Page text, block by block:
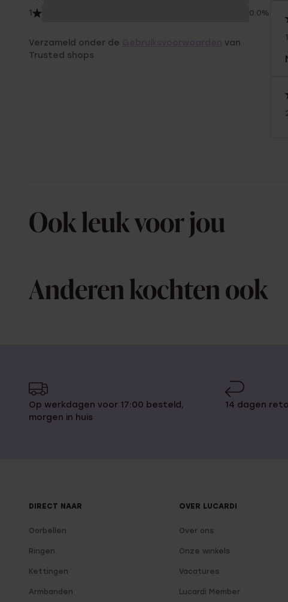
1 0.0%
Verzameld onder de
van
Trusted shops
Ook leuk voor jou
Anderen kochten ook
Op werkdagen voor 17:00 besteld,
morgen in huis
14 dagen
DIRECT NAAR
Oorbellen
Ringen
Kettingen
Armbanden
OVER LUCARDI
Over ons
Onze winkels
Vacatures
Lucardi Member